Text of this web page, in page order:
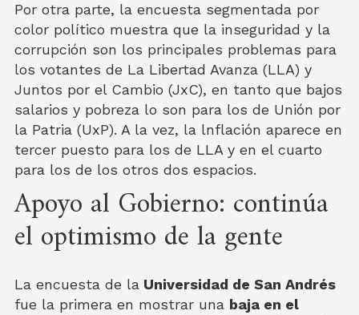
Por otra parte, la encuesta segmentada por
color político muestra que la inseguridad y la
corrupción son los principales problemas para
los votantes de La Libertad Avanza (LLA) y
Juntos por el Cambio (JxC), en tanto que bajos
salarios y pobreza lo son para los de Unión por
la Patria (UxP). A la vez, la lnflación aparece en
tercer puesto para los de LLA y en el cuarto
para los de los otros dos espacios.
Apoyo al Gobierno: continúa
el optimismo de la gente
La encuesta de la Universidad de San Andrés
fue la primera en mostrar una baja en el